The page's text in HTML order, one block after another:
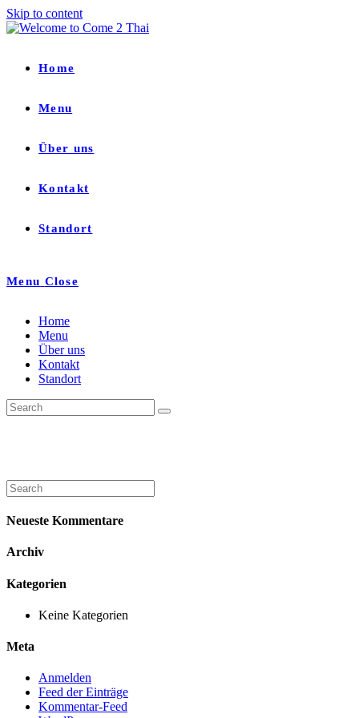
Skip to content
Home
Menu
Über uns
Kontakt
Standort
Menu Close
Home
Menu
Über uns
Kontakt
Standort
Neueste Kommentare
Archiv
Kategorien
Keine Kategorien
Meta
Anmelden
Feed der Einträge
Kommentar-Feed